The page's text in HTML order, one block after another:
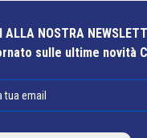
ALLA NOSTRA
sulle ultime novità